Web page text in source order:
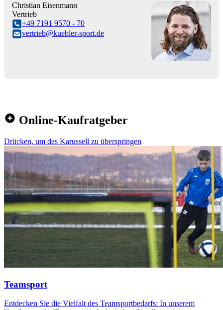
Christian Eisenmann
Vertrieb
+49 7191 9570 - 70
vertrieb@kuebler-sport.de
Online-Kaufratgeber
Drücken, um das Karussell zu überspringen
Teamsport
Entdecken Sie die Vielfalt des Teamsportbedarfs: In unserem